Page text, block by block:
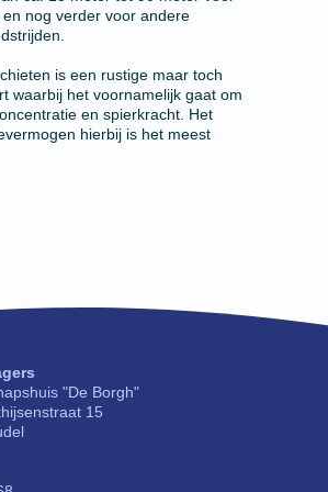
nog verder voor andere
is een rustige maar toch
waarbij het voornamelijk gaat om
en spierkracht. Het
hierbij is het meest
"De Borgh"
15